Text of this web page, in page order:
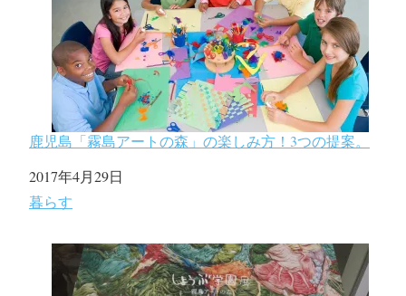
鹿児島「霧島アートの森」の楽しみ方！3つの提案。
日付
2017年4月29日
関連理由
暮らす